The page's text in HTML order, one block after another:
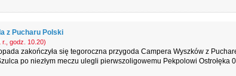
z Pucharu Polski
r., godz. 10.20)
zakończyła się tegoroczna przygoda Campera Wyszków z
po niezłym meczu ulegli pierwszoligowemu Pekpolowi Ostrołęka